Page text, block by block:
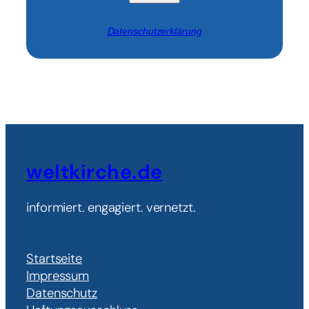
Datenschutzerklärung
weltkirche.de
informiert. engagiert. vernetzt.
Startseite
Impressum
Datenschutz